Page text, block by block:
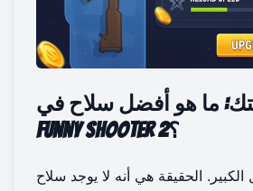
ما هو أفضل سلاح في
Funny Shooter 2؟
الكبير. الحقيقة هي أنه لا يوجد سلاح